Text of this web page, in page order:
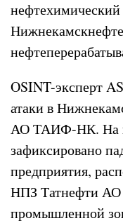
OSINT-эксперт
атаки в
АО ТАИФ-НК. На
зафиксировано
предприятия,
НПЗ Татнефти
промышленной